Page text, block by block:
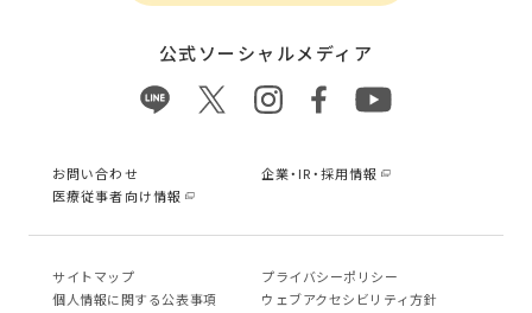
公式ソーシャルメディア
お問い合わせ
企業・IR・採用情報
医療従事者向け情報
サイトマップ
プライバシーポリシー
個⼈情報に関する公表事項
ウェブアクセシビリティ方針